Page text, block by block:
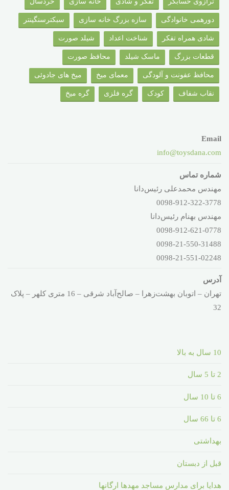
دورهمی خانوادگی سازه بزرگ خانه سازی سبکترسنگینتر
شادی همراه تفکر شناخت اعداد شیلد صورت
قطعات بزرگ ماسک شیلد محافظ صورت
محافظ عفونت و آلودگی معمای میخ میخ های جادوئی
نقاب شفاف کودک گره فلزی گره میخ
Email
info@toysdana.com
شماره تماس
مهندس محمدعلی رئیس‌دانا
0098-912-322-3778
مهندس بهنام رئیس‌دانا
0098-912-621-0778
0098-21-550-31488
0098-21-551-02248
آدرس
تهران – اتوبان بهشت‌زهرا – صالح‌آباد شرقی – 16 متری کلهر – پلاک
32
10 سال به بالا
2 تا 5 سال
6 تا 10 سال
6 تا 66 سال
بهداشتی
قبل از دبستان
هدایا برای مدارس مساجد مهدها ارگانها